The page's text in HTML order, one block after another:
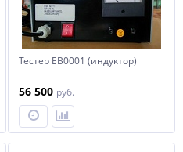
Тестер ЕВ0001 (индуктор)
56 500 руб.